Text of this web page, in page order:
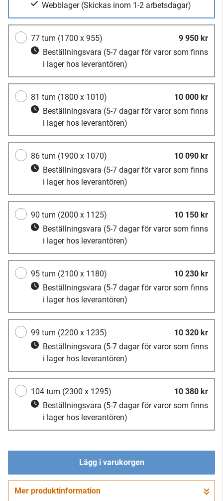
Webblager (Skickas inom 1-2 arbetsdagar)
77 tum (1700 x 955)
9 950 kr
Beställningsvara (5-7 dagar för varor som finns
i lager hos leverantören)
81 tum (1800 x 1010)
10 000 kr
Beställningsvara (5-7 dagar för varor som finns
i lager hos leverantören)
86 tum (1900 x 1070)
10 090 kr
Beställningsvara (5-7 dagar för varor som finns
i lager hos leverantören)
90 tum (2000 x 1125)
10 150 kr
Beställningsvara (5-7 dagar för varor som finns
i lager hos leverantören)
95 tum (2100 x 1180)
10 230 kr
Beställningsvara (5-7 dagar för varor som finns
i lager hos leverantören)
99 tum (2200 x 1235)
10 320 kr
Beställningsvara (5-7 dagar för varor som finns
i lager hos leverantören)
104 tum (2300 x 1295)
10 380 kr
Beställningsvara (5-7 dagar för varor som finns
i lager hos leverantören)
Lägg i varukorgen
Gå till kassan
Mer produktinformation